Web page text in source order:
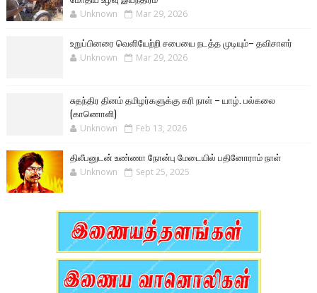
Unknown Mar 29, 2026
உறுப்பினரை வெளியேற்றி சபையை நடத்த முடியும்– தவிசாளர்
Unknown Mar 29, 2026
சுதந்திர தினம் தமிழர்களுக்கு கரி நாள் – யாழ். பல்கலை
(காணொளி)
Unknown Feb 13, 2026
திலீபனுடன் உண்ணா நோன்பு மேடையில் பதினோராம் நாள்
Unknown Sept 25, 2025